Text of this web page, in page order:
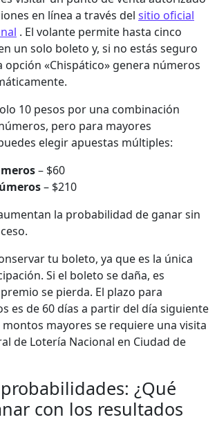
en línea a través del sitio oficial
. El volante permite hasta cinco
un solo boleto y, si no estás seguro
opción «Chispático» genera números
10 pesos por una combinación
pero para mayores
elegir apuestas múltiples:
– $60
– $210
la probabilidad de ganar sin
tu boleto, ya que es la única
Si el boleto se daña, es
se pierda. El plazo para
es de 60 días a partir del día siguiente
mayores se requiere una visita
de Lotería Nacional en Ciudad de
¿Qué
con los resultados